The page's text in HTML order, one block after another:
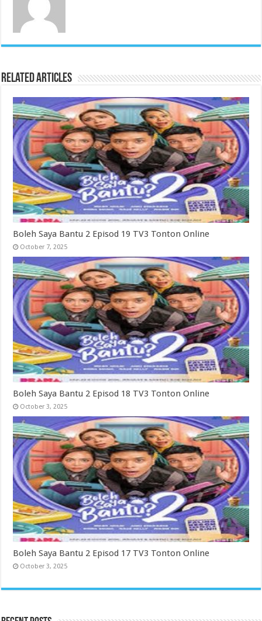
Related Articles
Boleh Saya Bantu 2 Episod 19 TV3 Tonton Online
October 7, 2025
Boleh Saya Bantu 2 Episod 18 TV3 Tonton Online
October 3, 2025
Boleh Saya Bantu 2 Episod 17 TV3 Tonton Online
October 3, 2025